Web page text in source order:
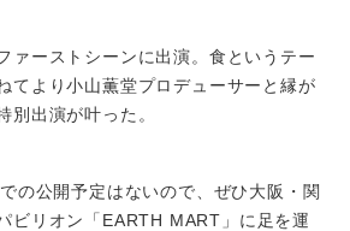
ァーストシーンに出演。食というテー
てより小山薫堂プロデューサーと縁が
別出演が叶った。
の公開予定はないので、ぜひ大阪・関
ビリオン「EARTH MART」に足を運